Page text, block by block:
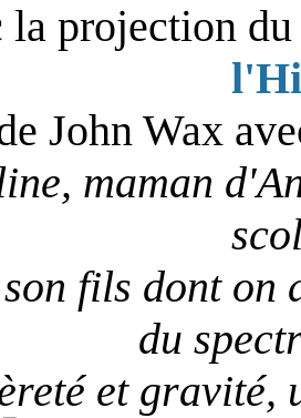
la projection
John Wax
maman
fils dont on
du
et